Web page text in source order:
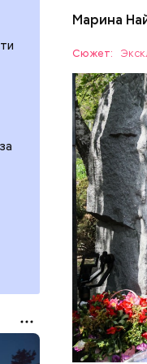
Марина
Сюжет:
Макеев в
полку
на
АВАРИИ